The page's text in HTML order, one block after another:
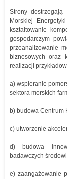
Strony dostrzegają
Morskiej
kształtowanie
gospodarczym
przeanalizowanie
biznesowych oraz
realizacji
a) wspieranie
sektora morskich
b) budowa Centrum
c) utworzenie
d) budowa
badawczych
e) zaangażowanie